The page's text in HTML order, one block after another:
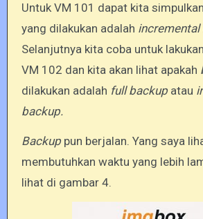
Untuk VM 101 dapat kita
yang dilakukan adalah incremental
Selanjutnya kita coba untuk lakukan
VM 102 dan kita akan lihat apakah
dilakukan adalah full backup atau
backup.
Backup pun berjalan. Yang saya
membutuhkan waktu yang lebih
lihat di gambar 4.